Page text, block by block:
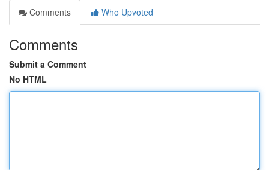
Comments
Who Upvoted
Comments
Submit a Comment
No HTML